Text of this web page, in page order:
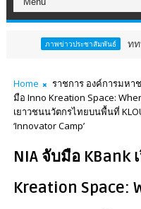
วประชาสัมพันธ์ ททท. ชวนสัมผัสพ
Home ราชการ องค์การมหา
มือ Inno Kreation Space:
เยาวชนนวัตกรไทยบนพื้นที่
‘Innovator Camp’
NIA จับมือ KBank
Kreation Space: